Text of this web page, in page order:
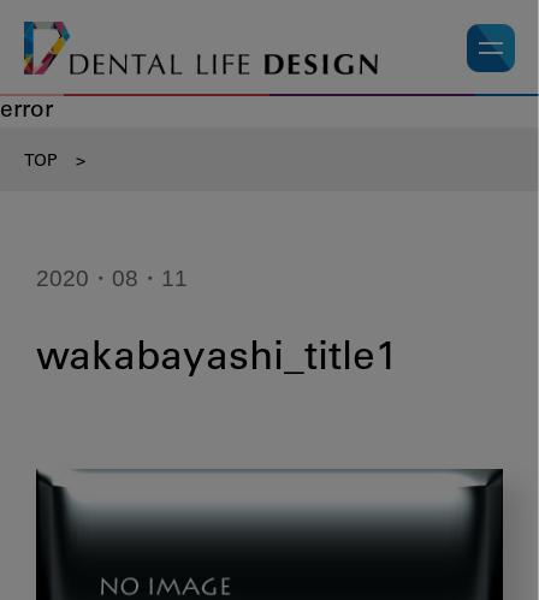
error
TOP >
2020・08・11
wakabayashi_title1